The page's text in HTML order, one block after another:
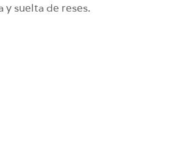
y suelta de reses.